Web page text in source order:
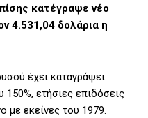
κατέγραψε νέο
4.531,04 δολάρια η
έχει καταγράψει
150%, ετήσιες επιδόσεις
με εκείνες του 1979.